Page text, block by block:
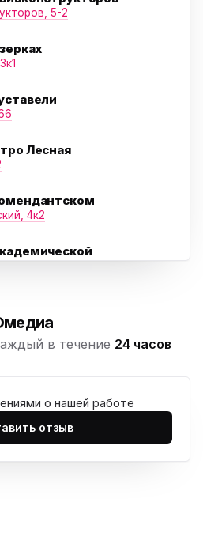
5-2
Лесная
4к2
35
в течение 24 часов
о нашей работе
отзыв